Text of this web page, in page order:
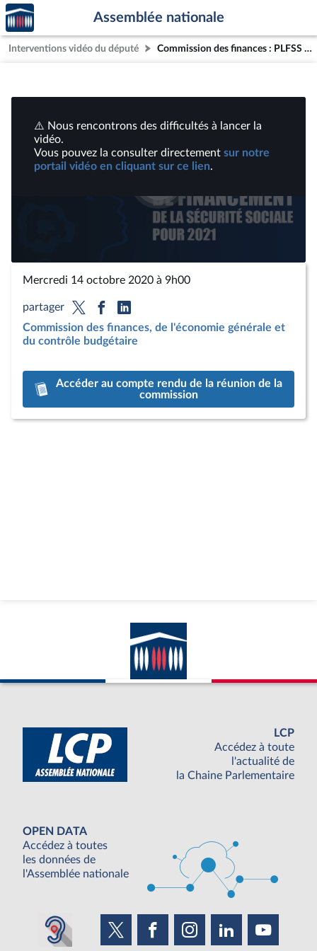
Aller au contenu
Aller en bas de la page
Accèder
à la
page
d'accueil
Assemblée nationale
Interventions vidéo du député Commission des finances : PLFSS pour 2021 ; Programmes de rénovation urbaine | Vidéos
Lire
la
vidéo
⚠️ Nous rencontrons des difficultés à lancer la
vidéo.
Vous pouvez la consulter directement sur notre
portail vidéo en cliquant sur ce lien.
Mercredi 14 octobre 2020 à 9h00
partager
Commission des finances, de l'économie générale et
du contrôle budgétaire
Accéder au compte rendu de la réunion de la
commission
LCP
Accédez à toute
l'actualité de
la Chaine Parlementaire
OPEN DATA
Accédez à toutes
les données de
l'Assemblée nationale